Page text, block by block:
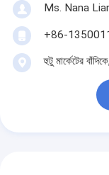
Ms. Nana
+86-
হুটু মার্কেটের